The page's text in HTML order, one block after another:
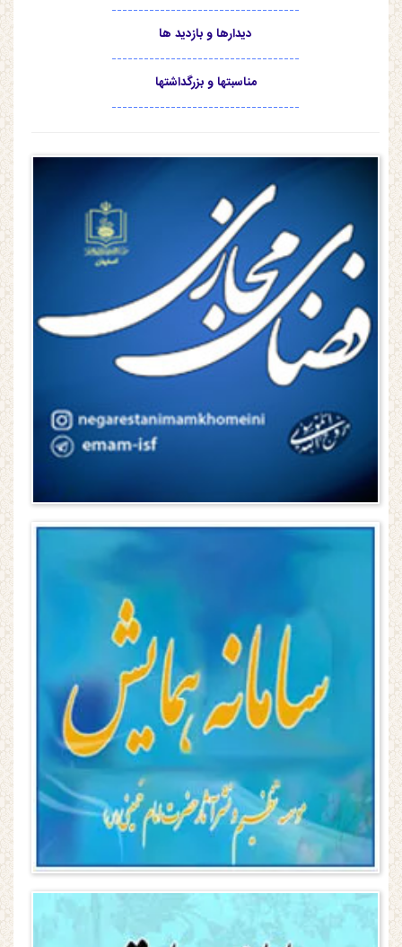
-----------------------------------
دیدارها و بازدید ها
-----------------------------------
مناسبتها و بزرگداشتها
-----------------------------------